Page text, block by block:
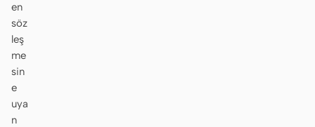
en
söz
leş
me
sin
e
uya
n